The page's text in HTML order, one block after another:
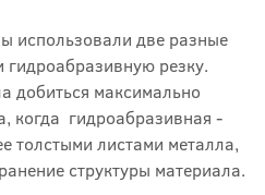
использовали две разные
резку.
добиться максимально
когда гидроабразивная -
толстыми листами металла,
структуры материала.